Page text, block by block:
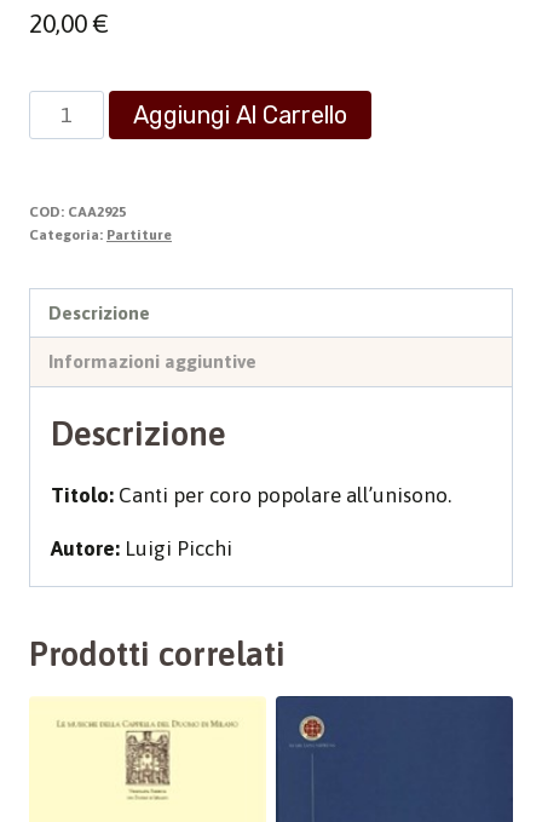
20,00€
LODE
quantità
Aggiungi Al Carrello
COD: CAA2925
Categoria: Partiture
Descrizione
Informazioni aggiuntive
Descrizione
Titolo: Canti per coro popolare all’unisono.
Autore: Luigi Picchi
Prodotti correlati